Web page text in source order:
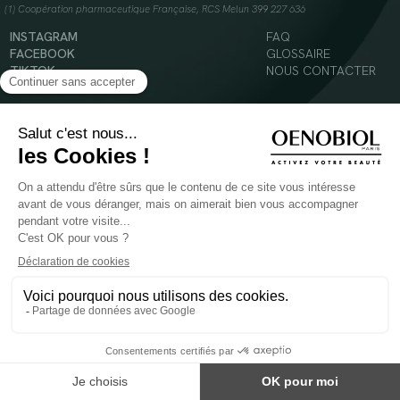
(1) Coopération pharmaceutique Française, RCS Melun 399 227 636
INSTAGRAM
FACEBOOK
TIKTOK
YOUTUBE
FAQ
GLOSSAIRE
NOUS CONTACTER
© 2024 Oenobiol Paris
Mentions légales
Politique en matière de cookies
POUR VOTRE SANTÉ, MANGEZ AU MOINS CINQ FRUITS ET LÉGUMES PAR JOUR -
Les complément alimentaires doivent être utilisés dans le cadre d'un mode de vie sain et
ne pas être utilisés comme substituts d'un régimes alimentaire varié et équilibré.